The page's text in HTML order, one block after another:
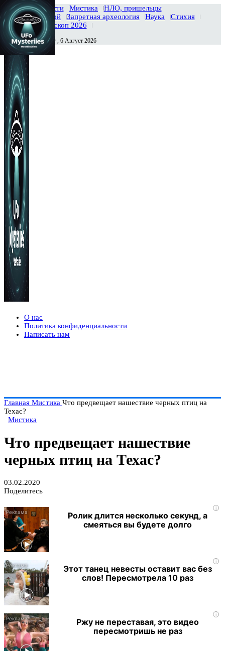
Главная Новости Мистика
НЛО, пришельцы
Тайны вселенной
Запретная археология Наука
Стихия
История
Гороскоп 2026
Сегодня Четверг , 6 Август 2026
О нас
Политика конфиденциальности
Написать нам
Главная Мистика Что предвещает нашествие черных птиц на
Техас?
Мистика
Что предвещает нашествие
черных птиц на Техас?
03.02.2020
Поделитесь
i
Ролик длится несколько секунд, а
смеяться вы будете долго
i
Этот танец невесты оставит вас без
слов! Пересмотрела 10 раз
i
Ржу не переставая, это видео
пересмотришь не раз